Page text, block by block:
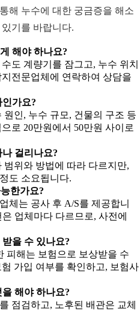
해 누수에 대한 궁금증을 해소
기를 바랍니다.
해야 하나요?
도 계량기를 잠그고, 누수 위치
전문업체에 연락하여 상담을
가요?
인, 누수 규모, 건물의 구조 등
로 20만원에서 50만원 사이로
걸리나요?
범위와 방법에 따라 다르지만,
도 소요됩니다.
한가요?
체는 공사 후 A/S를 제공합니
업체마다 다르므로, 사전에
을 수 있나요?
피해는 보험으로 보상받을 수
가입 여부를 확인하고, 보험사
해야 하나요?
점검하고, 노후된 배관은 교체